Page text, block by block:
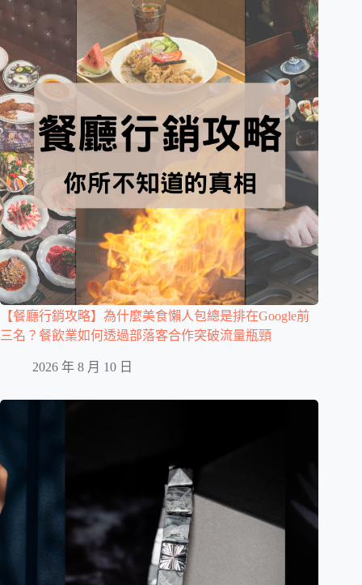
【餐廳行銷攻略】為什麼美食懶人包總是排在Google前
三名？餐飲業如何透過部落客合作突破流量瓶頸
2026 年 8 月 10 日